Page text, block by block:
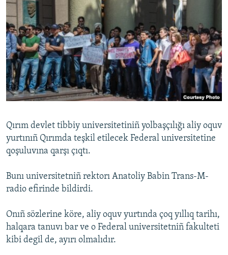
SÜRET
BLOGLAR
FİKİR
Русский
Українською
Qırım devlet tibbiy universitetiniñ yolbaşçılığı aliy oquv
yurtınıñ Qırımda teşkil etilecek Federal universitetine
qoşuluvına qarşı çıqtı.
Bunı universitetniñ rektorı Anatoliy Babin Trans-M-
radio efirinde bildirdi.
Onıñ sözlerine köre, aliy oquv yurtında çoq yıllıq tarihı,
halqara tanuvı bar ve o Federal universitetniñ fakulteti
kibi degil de, ayırı olmalıdır.